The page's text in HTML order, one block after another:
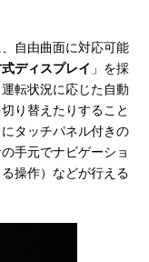
自由曲面に対応可能
ディスプレイ 」を採
転状況に応じた自動
り替えたりすること
タッチパネル付きの
手元でナビゲーショ
操作）などが行える